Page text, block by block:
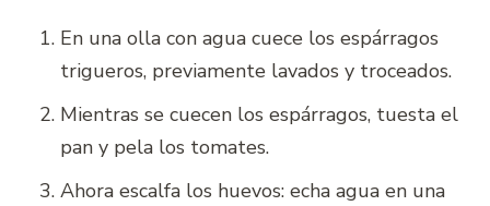
En una olla con agua cuece los espárragos
trigueros, previamente lavados y troceados.
Mientras se cuecen los espárragos, tuesta el
pan y pela los tomates.
Ahora escalfa los huevos: echa agua en una